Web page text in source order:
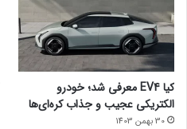
کیا EV4 معرفی شد؛ خودرو
الکتریکی عجیب و جذاب کره‌ای‌ها
30 بهمن 1403